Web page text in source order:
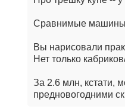
Сравнимые машины
Вы нарисовали
Нет только
За 2.6 млн, кстати,
предновогодними